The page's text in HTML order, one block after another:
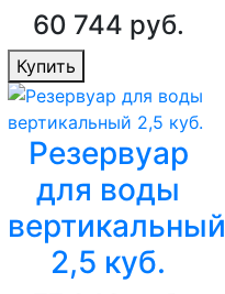
60 744 руб.
Купить
Резервуар
для воды
вертикальный
2,5 куб.